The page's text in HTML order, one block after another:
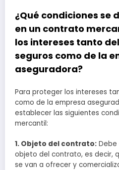
¿Qué condiciones se
en un contrato
los intereses tanto
seguros como de la
aseguradora?
Para proteger los intereses
como de la empresa
establecer las siguientes
mercantil:
1. Objeto del contrato: Debe
objeto del contrato, es decir,
se van a ofrecer y